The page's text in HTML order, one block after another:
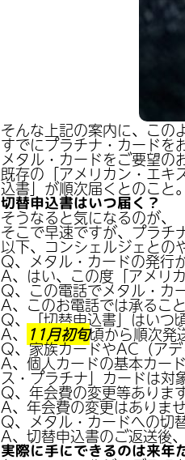
そんな上記の案内に、この
すでにプラチナ・カードを
メタル・カードをご要望の
既存の「アメリカン・エキ
込書」が順次届くとのこと
切替申込書はいつ届く？
そうなると気になるのが
そこで早速ですが、プラチ
以下、コンシェルジェとの
Q、メタル・カードの発行
A、はい、この度「アメリ
Q、この電話でメタル・カ
A、このお電話では承るこ
Q、「切替申込書」はいつ
A、 11月初旬頃から順次発
Q、家族カードやAC（ア
A、個人カードの基本カー
ス・プラチナ」カードは対
Q、年会費の変更等ありま
A、年会費の変更はありま
Q、メタル・カードへの切
A、切替申込書のご返送後
実際に手にできるのは来年